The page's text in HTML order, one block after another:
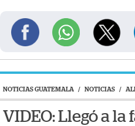
NOTICIAS GUATEMALA / NOTICIAS /
VIDEO: Llegó a